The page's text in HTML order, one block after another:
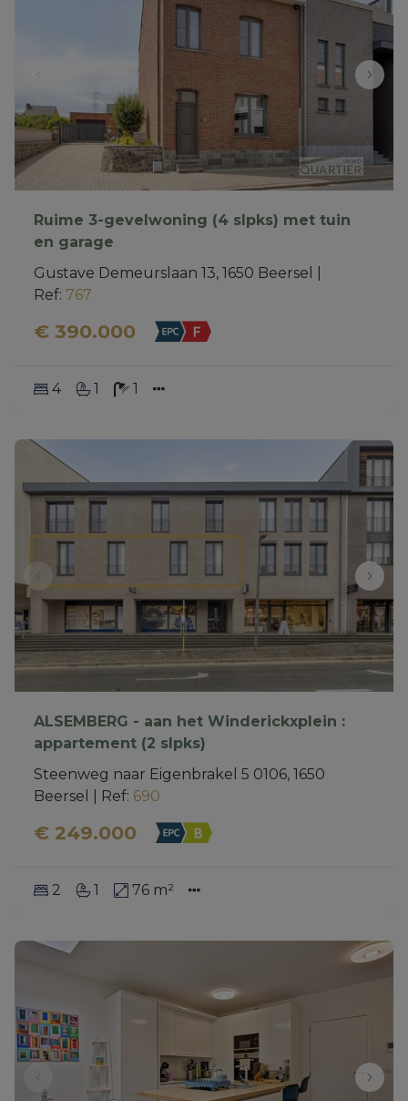
Ruime 3-gevelwoning (4 slpks) met tuin
en garage
Gustave Demeurslaan 13, 1650 Beersel
Ref: 767
€ 390.000
4 1 1
ALSEMBERG - aan het Winderickxplein :
appartement (2 slpks)
Steenweg naar Eigenbrakel 5 0106, 1650
Beersel
Ref: 690
€ 249.000
2 1 76 m²